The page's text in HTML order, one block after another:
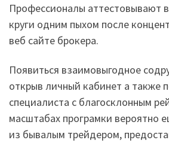
Профессионалы аттестовывают
круги одним пыхом после
веб сайте брокера.
Появиться взаимовыгодное
открыв личный кабинет а также
специалиста с благосклонным
масштабах програмки вероятно
из бывалым трейдером,